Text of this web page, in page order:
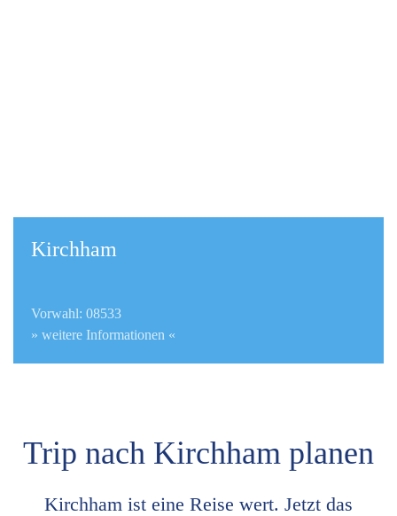
Kirchham
Vorwahl: 08533
» weitere Informationen «
Trip nach Kirchham planen
Kirchham ist eine Reise wert. Jetzt das